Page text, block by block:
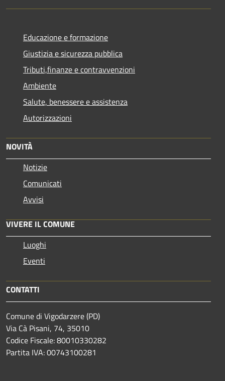
Educazione e formazione
Giustizia e sicurezza pubblica
Tributi,finanze e contravvenzioni
Ambiente
Salute, benessere e assistenza
Autorizzazioni
NOVITÀ
Notizie
Comunicati
Avvisi
VIVERE IL COMUNE
Luoghi
Eventi
CONTATTI
Comune di Vigodarzere (PD)
Via Cà Pisani, 74, 35010
Codice Fiscale: 80010330282
Partita IVA: 00743100281